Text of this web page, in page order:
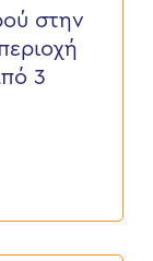
στην
3